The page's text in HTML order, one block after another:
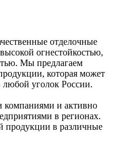
отделочные
огнестойкостью,
Мы предлагаем
которая может
любой уголок России.
компаниями и активно
в регионах.
продукции в различные